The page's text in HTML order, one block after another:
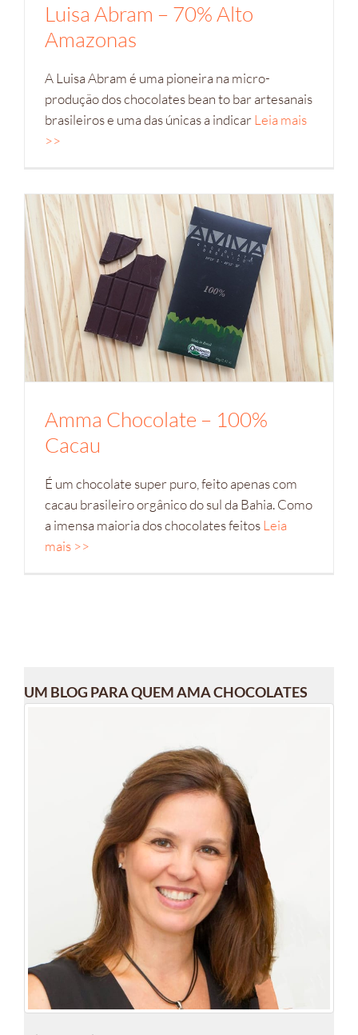
Luisa Abram – 70% Alto
Amazonas
A Luisa Abram é uma pioneira na micro-
produção dos chocolates bean to bar artesanais
brasileiros e uma das únicas a indicarLeia mais
>>
Amma Chocolate – 100%
Cacau
É um chocolate super puro, feito apenas com
cacau brasileiro orgânico do sul da Bahia. Como
a imensa maioria dos chocolates feitosLeia
mais >>
UM BLOG PARA QUEM AMA CHOCOLATES